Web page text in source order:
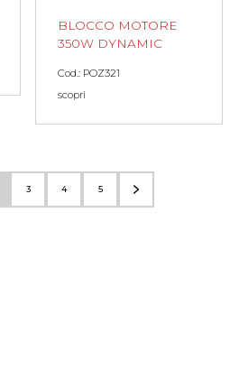
BLOCCO MOTORE
350W DYNAMIC
Cod.: POZ321
scopri
3 4 5